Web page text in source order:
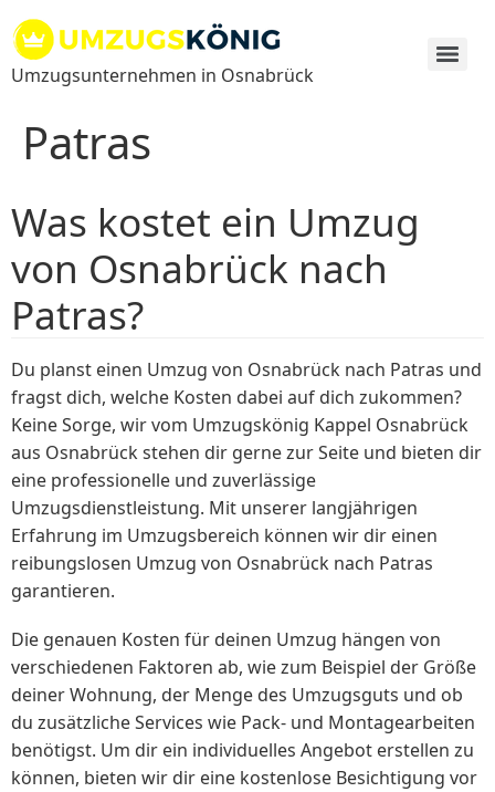
Inhalt
springen
Umzugsunternehmen in Osnabrück
Patras
Was kostet ein Umzug
von Osnabrück nach
Patras?
Du planst einen Umzug von Osnabrück nach Patras und
fragst dich, welche Kosten dabei auf dich zukommen?
Keine Sorge, wir vom Umzugskönig Kappel Osnabrück
aus Osnabrück stehen dir gerne zur Seite und bieten dir
eine professionelle und zuverlässige
Umzugsdienstleistung. Mit unserer langjährigen
Erfahrung im Umzugsbereich können wir dir einen
reibungslosen Umzug von Osnabrück nach Patras
garantieren.
Die genauen Kosten für deinen Umzug hängen von
verschiedenen Faktoren ab, wie zum Beispiel der Größe
deiner Wohnung, der Menge des Umzugsguts und ob
du zusätzliche Services wie Pack- und Montagearbeiten
benötigst. Um dir ein individuelles Angebot erstellen zu
können, bieten wir dir eine kostenlose Besichtigung vor